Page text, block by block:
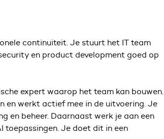
continuiteit. Je stuurt het IT team
en product development goed op
expert waarop het team kan bouwen.
en werkt actief mee in de uitvoering. Je
en beheer. Daarnaast werk je aan een
toepassingen. Je doet dit in een